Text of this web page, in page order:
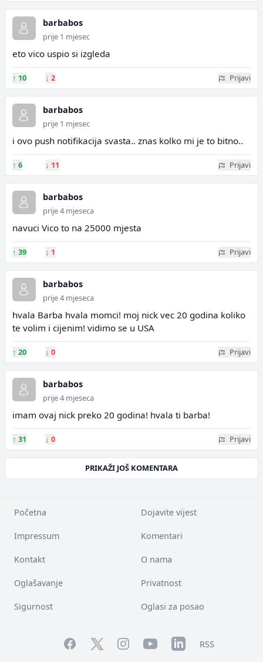
barbabos
prije 1 mjesec
eto vico uspio si izgleda
↑ 10 ↓ 2 Prijavi
barbabos
prije 1 mjesec
i ovo push notifikacija svasta.. znas kolko mi je to bitno..
↑ 6 ↓ 11 Prijavi
barbabos
prije 4 mjeseca
navuci Vico to na 25000 mjesta
↑ 39 ↓ 1 Prijavi
barbabos
prije 4 mjeseca
hvala Barba hvala momci! moj nick vec 20 godina koliko
te volim i cijenim! vidimo se u USA
↑ 20 ↓ 0 Prijavi
barbabos
prije 4 mjeseca
imam ovaj nick preko 20 godina! hvala ti barba!
↑ 31 ↓ 0 Prijavi
PRIKAŽI JOŠ KOMENTARA
Početna Dojavite vijest
Impressum Komentari
Kontakt O nama
Oglašavanje Privatnost
Sigurnost Oglasi za posao
FacebookTwitterInstagramYouTubeLinkedInRSS